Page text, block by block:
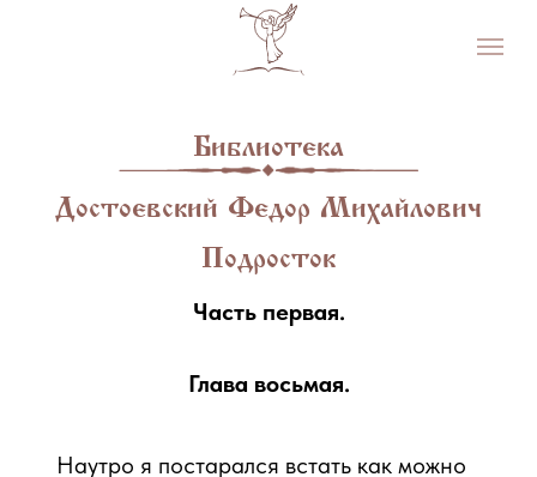
Библиотека
Достоевский Федор Михайлович
Подросток
Часть первая.
Глава восьмая.
Наутро я постарался встать как можно